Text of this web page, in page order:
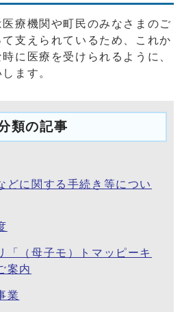
療機関や町民のみなさまのご
支えられているため、これか
に医療を受けられるように、
ます。
類の記事
どに関する手続き等につい
「（母子モ）トマッピーキ
案内
業